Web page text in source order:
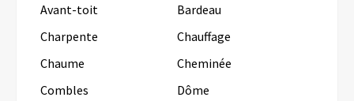
Avant-toit
Bardeau
Charpente
Chauffage
Chaume
Cheminée
Combles
Dôme